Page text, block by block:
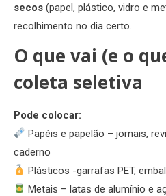
secos (papel, plástico, vidro e
recolhimento no dia certo.
O que vai (e o
coleta seletiva
Pode colocar:
Papéis e papelão – jornais,
caderno
Plásticos -garrafas PET,
Metais – latas de alumínio e